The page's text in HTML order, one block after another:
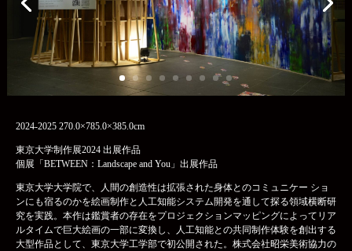
2024-2025 270.0×785.0×385.0cm
東京大学制作展2024 出展作品
個展「BETWEEN：Landscape and You」出展作品
東京大学大学院で、人間の創造性は拡張された身体とのコミュニケー ショ
ンにも宿るのかを絵画制作と人工知能システム開発を通して探る領域横断研
究を実践。本作は鑑賞者の存在をプロジェクションマッピングによってリア
ルタイムで巨大絵画の一部に変換し、人工知能との共同制作体験を創出する
大型作品として、東京大学工学部で初公開された。株式会社昭栄美術協力の